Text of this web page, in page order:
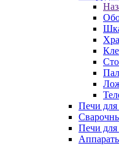
Печи для
Печи для